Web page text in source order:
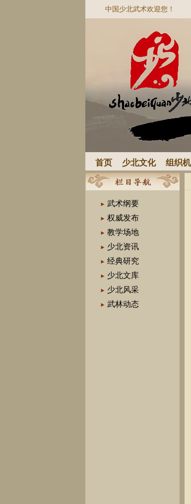
中国少北武术欢迎您！
首页 少北文化 组织
武术纲要
权威发布
教学场地
少北资讯
经典研究
少北文库
少北风采
武林动态